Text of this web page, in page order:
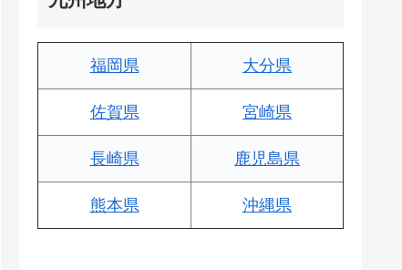
福岡県 大分県
佐賀県 宮崎県
長崎県 鹿児島県
熊本県 沖縄県